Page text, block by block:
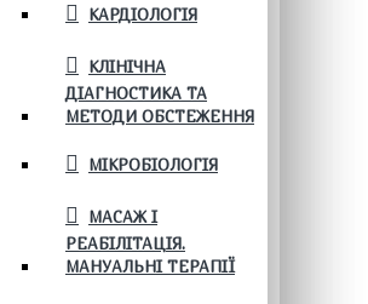
КАРДІОЛОГІЯ
КЛІНІЧНА
ДІАГНОСТИКА ТА
МЕТОДИ ОБСТЕЖЕННЯ
МІКРОБІОЛОГІЯ
МАСАЖ І
РЕАБІЛІТАЦІЯ.
МАНУАЛЬНІ ТЕРАПІЇ